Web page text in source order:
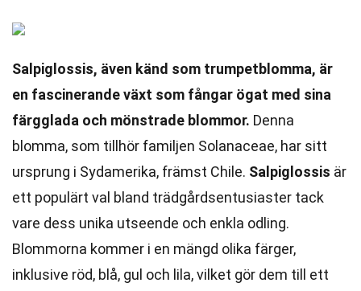
Salpiglossis, även känd som trumpetblomma, är
en fascinerande växt som fångar ögat med sina
färgglada och mönstrade blommor. Denna
blomma, som tillhör familjen Solanaceae, har sitt
ursprung i Sydamerika, främst Chile. Salpiglossis är
ett populärt val bland trädgårdsentusiaster tack
vare dess unika utseende och enkla odling.
Blommorna kommer i en mängd olika färger,
inklusive röd, blå, gul och lila, vilket gör dem till ett